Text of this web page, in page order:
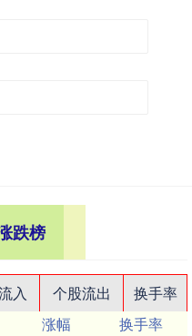
跌榜
入 个股流出
换手率
涨幅
换手率